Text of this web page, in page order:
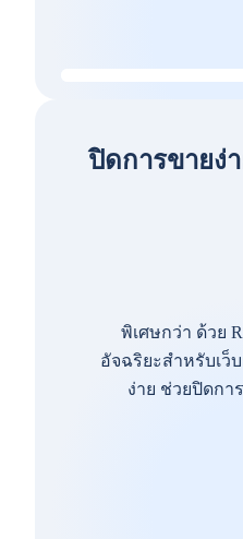
ปิดการขายง่
พิเศษกว่า ด้วย
อัจฉริยะสำหรับเว็
ง่าย ช่วยปิดกา